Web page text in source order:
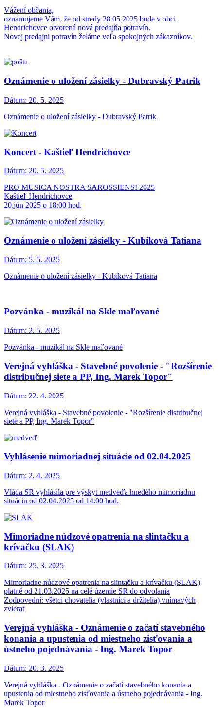
Vážení občania,
oznamujeme Vám, že od stredy 28.05.2025 bude v obci
Hendrichovce otvorená nová predajňa potravín.
Novej predajni potravín želáme veľa spokojných zákazníkov.
Oznámenie o uložení zásielky - Dubravský Patrik
Dátum: 20. 5. 2025
Oznámenie o uložení zásielky - Dubravský Patrik
Koncert - Kaštieľ Hendrichovce
Dátum: 20. 5. 2025
PRO MUSICA NOSTRA SAROSSIENSI 2025
Kaštieľ Hendrichovce
20.jún 2025 o 18:00 hod.
Oznámenie o uložení zásielky - Kubíková Tatiana
Dátum: 5. 5. 2025
Oznámenie o uložení zásielky - Kubíková Tatiana
Pozvánka - muzikál na Skle maľované
Dátum: 2. 5. 2025
Pozvánka - muzikál na Skle maľované
Verejná vyhláška - Stavebné povolenie - "Rozšírenie
distribučnej siete a PP, Ing. Marek Topor"
Dátum: 22. 4. 2025
Verejná vyhláška - Stavebné povolenie - "Rozšírenie distribučnej
siete a PP, Ing. Marek Topor"
Vyhlásenie mimoriadnej situácie od 02.04.2025
Dátum: 2. 4. 2025
Vláda SR vyhlásila pre výskyt medveďa hnedého mimoriadnu
situáciu od 02.04.2025 od 14:00 hod.
Mimoriadne núdzové opatrenia na slintačku a
krívačku (SLAK)
Dátum: 25. 3. 2025
Mimoriadne núdzové opatrenia na slintačku a krívačku (SLAK)
platné od 21.03.2025 na celé územie SR do odvolania
Zodpovední: všetci chovatelia (vlastníci a držitelia) vnímavých
zvierat
Verejná vyhláška - Oznámenie o začatí stavebného
konania a upustenia od miestneho zisťovania a
ústneho pojednávania - Ing. Marek Topor
Dátum: 20. 3. 2025
Verejná vyhláška - Oznámenie o začatí stavebného konania a
upustenia od miestneho zisťovania a ústneho pojednávania - Ing.
Marek Topor